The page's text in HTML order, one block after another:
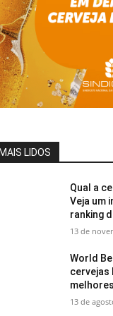
LIDOS
Qual a
Veja um
ranking
13 de
World
cervejas
13 de